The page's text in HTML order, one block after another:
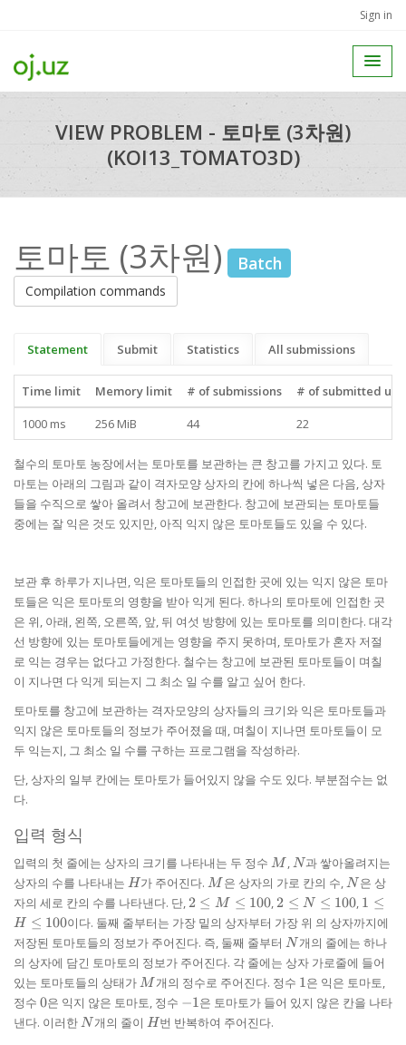
Sign in
VIEW PROBLEM - 토마토 (3차원)
(KOI13_TOMATO3D)
토마토 (3차원) Batch
Compilation commands
Statement Submit Statistics All submissions
Time limit Memory limit # of submissions
# of submitted
1000 ms
256 MiB 44 22
철수의 토마토 농장에서는 토마토를 보관하는 큰 창고를 가지고 있다. 토
마토는 아래의 그림과 같이 격자모양 상자의 칸에 하나씩 넣은 다음, 상자
들을 수직으로 쌓아 올려서 창고에 보관한다. 창고에 보관되는 토마토들
중에는 잘 익은 것도 있지만, 아직 익지 않은 토마토들도 있을 수 있다.
보관 후 하루가 지나면, 익은 토마토들의 인접한 곳에 있는 익지 않은 토마
토들은 익은 토마토의 영향을 받아 익게 된다. 하나의 토마토에 인접한 곳
은 위, 아래, 왼쪽, 오른쪽, 앞, 뒤 여섯 방향에 있는 토마토를 의미한다. 대각
선 방향에 있는 토마토들에게는 영향을 주지 못하며, 토마토가 혼자 저절
로 익는 경우는 없다고 가정한다. 철수는 창고에 보관된 토마토들이 며칠
이 지나면 다 익게 되는지 그 최소 일 수를 알고 싶어 한다.
토마토를 창고에 보관하는 격자모양의 상자들의 크기와 익은 토마토들과
익지 않은 토마토들의 정보가 주어졌을 때, 며칠이 지나면 토마토들이 모
두 익는지, 그 최소 일 수를 구하는 프로그램을 작성하라.
단, 상자의 일부 칸에는 토마토가 들어있지 않을 수도 있다. 부분점수는 없
다.
입력 형식
입력의 첫 줄에는 상자의 크기를 나타내는 두 정수 M
M , N
N과 쌓아올려지는
상자의 수를 나타내는 H
H가 주어진다.M
M 은 상자의 가로 칸의 수, N
N 은 상
자의 세로 칸의 수를 나타낸다. 단, 2
\le
M
\le
100
2 ≤ M ≤ 100, 2
\le
N
\le
100
2 ≤ N ≤ 100, 1
\le
H
\le
100
1 ≤
H ≤ 100이다. 둘째 줄부터는 가장 밑의 상자부터 가장 위 의 상자까지에
저장된 토마토들의 정보가 주어진다. 즉, 둘째 줄부터 N
N개의 줄에는 하나
의 상자에 담긴 토마토의 정보가 주어진다. 각 줄에는 상자 가로줄에 들어
있는 토마토들의 상태가 M
M 개의 정수로 주어진다. 정수 11은 익은 토마토,
정수 0
0은 익지 않은 토마토, 정수 -1
−1은 토마토가 들어 있지 않은 칸을 나타
낸다. 이러한 N
N개의 줄이 H
H번 반복하여 주어진다.